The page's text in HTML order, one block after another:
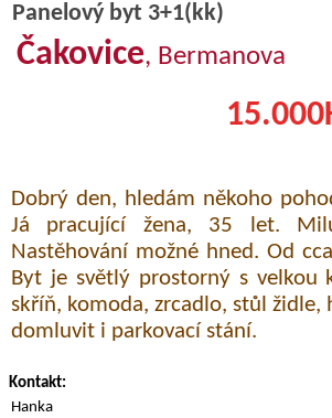
Panelový byt 3+1(kk)
Čakovice, Bermanova
Dobrý den, hledám někoho
Já pracující žena, 35 let.
Nastěhování možné hned. Od
Byt je světlý prostorný s velkou
skříň, komoda, zrcadlo, stůl
domluvit i parkovací stání.
Kontakt:
Hanka